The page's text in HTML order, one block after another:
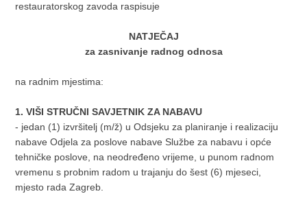
restauratorskog zavoda raspisuje
NATJEČAJ
za zasnivanje radnog odnosa
na radnim mjestima:
1. VIŠI STRUČNI SAVJETNIK ZA NABAVU
- jedan (1) izvršitelj (m/ž) u Odsjeku za planiranje i realizaciju
nabave Odjela za poslove nabave Službe za nabavu i opće
tehničke poslove, na neodređeno vrijeme, u punom radnom
vremenu s probnim radom u trajanju do šest (6) mjeseci,
mjesto rada Zagreb.